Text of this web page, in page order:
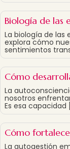
Biología de las
La biología de
explora cómo
sentimientos
Cómo
La
nosotros
Es esa capacidad
Cómo
La autogestión